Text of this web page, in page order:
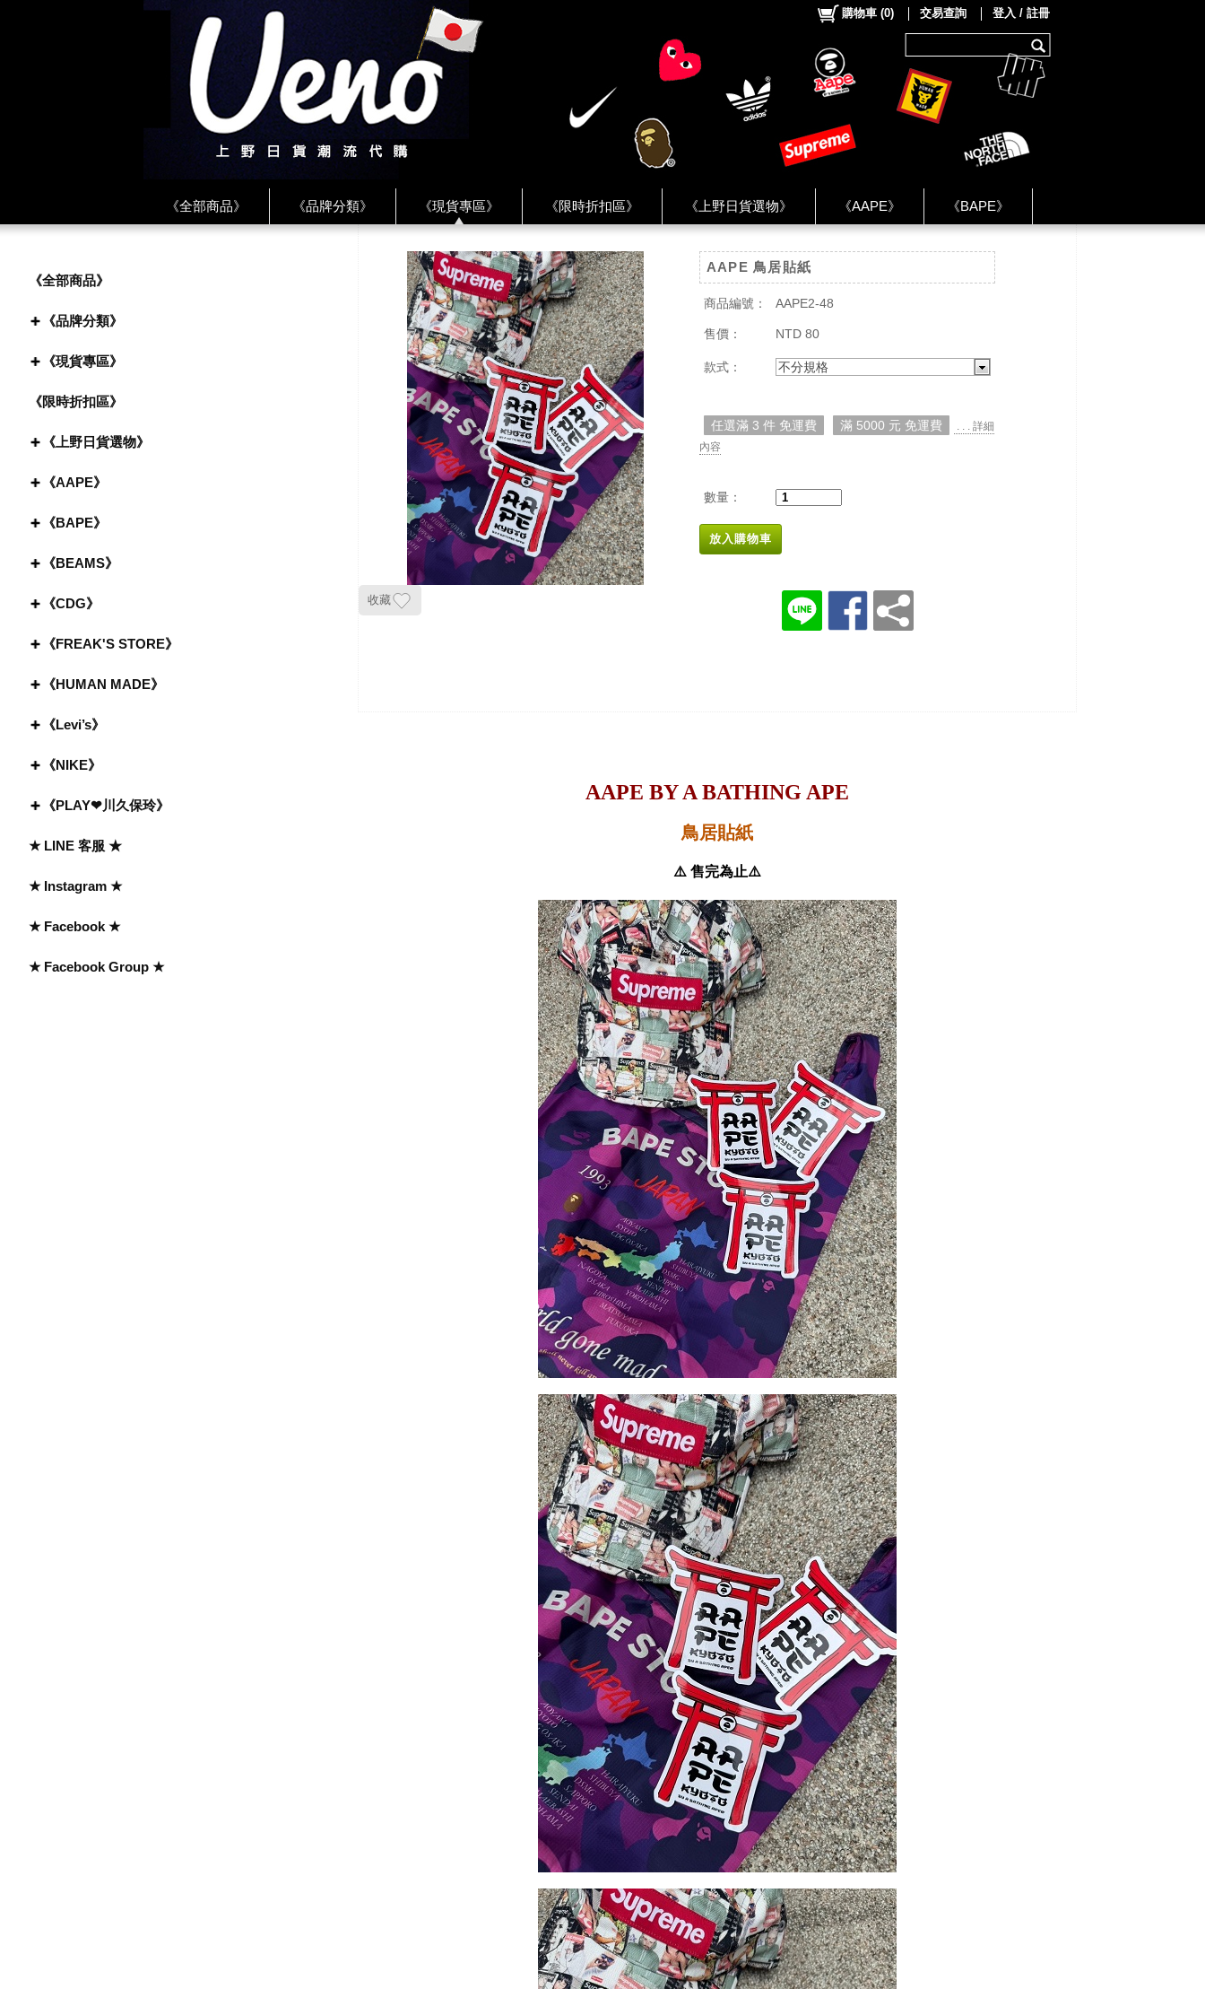
《全部商品》 《品牌分類》 《現貨專區》 《限時折扣區》 《上野日貨選物》 《AAPE》 《BAPE》
★ LINE 客服 ★ ★ Instagram ★ ★ Facebook ★ ★ Facebook Group ★
購物車 (0) 交易查詢 登入 / 註冊
《全部商品》
《品牌分類》
《現貨專區》
《限時折扣區》
《上野日貨選物》
《AAPE》
《BAPE》
《BEAMS》
《CDG》
《FREAK'S STORE》
《HUMAN MADE》
《Levi’s》
《NIKE》
《PLAY❤川久保玲》
★ LINE 客服 ★
★ Instagram ★
★ Facebook ★
★ Facebook Group ★
收藏
AAPE 鳥居貼紙
商品編號： AAPE2-48
售價： NTD 80
款式： 不分規格
任選滿 3 件 免運費 滿 5000 元 免運費
. . . 詳細
內容
數量：
放入購物車